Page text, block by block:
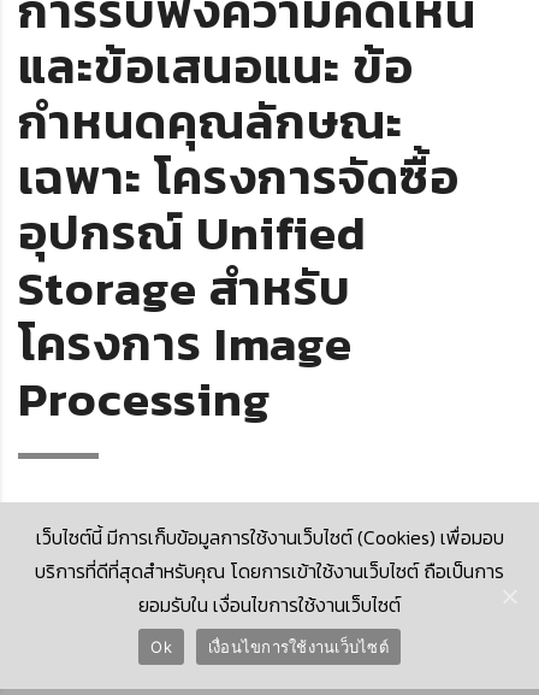
และข้อเสนอแนะ ข้อ
กำหนดคุณลักษณะ
เฉพาะ โครงการจัดซื้อ
อุปกรณ์ Unified
Storage สำหรับ
โครงการ Image
Processing
© 2026 Krungthai Computer Services Co., Ltd. (KTCS)
เว็บไซต์นี้ มีการเก็บข้อมูลการใช้งานเว็บไซต์ (Cookies) เพื่อมอบ
บริการที่ดีที่สุดสำหรับคุณ โดยการเข้าใช้งานเว็บไซต์ ถือเป็นการ
ยอมรับใน เงื่อนไขการใช้งานเว็บไซต์
Ok เงื่อนไขการใช้งานเว็บไซต์